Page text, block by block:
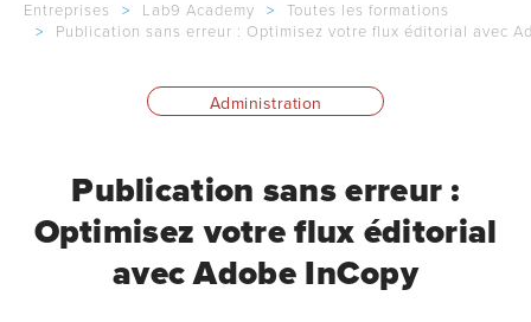
Entreprises > Lab9 Academy >
Toutes les formations
>
Publication sans erreur : Optimisez votre flux éditorial avec
Administration
Publication sans erreur :
Optimisez votre flux éditorial
avec Adobe InCopy